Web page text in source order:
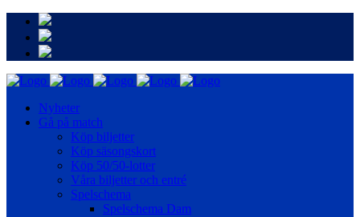
Nyheter
Gå på match
Köp biljetter
Köp säsongskort
Köp 50/50-lotter
Våra biljetter och entré
Spelschema
Spelschema Dam